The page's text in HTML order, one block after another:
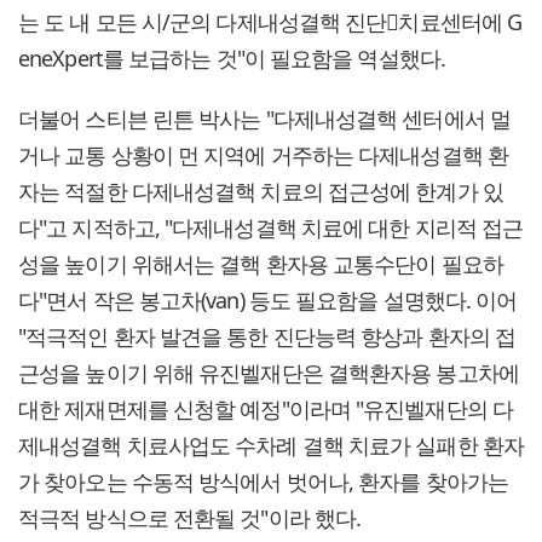
는 도 내 모든 시/군의 다제내성결핵 진단치료센터에 G
eneXpert를 보급하는 것"이 필요함을 역설했다.
더불어 스티븐 린튼 박사는 "다제내성결핵 센터에서 멀
거나 교통 상황이 먼 지역에 거주하는 다제내성결핵 환
자는 적절한 다제내성결핵 치료의 접근성에 한계가 있
다"고 지적하고, "다제내성결핵 치료에 대한 지리적 접근
성을 높이기 위해서는 결핵 환자용 교통수단이 필요하
다"면서 작은 봉고차(van) 등도 필요함을 설명했다. 이어
"적극적인 환자 발견을 통한 진단능력 향상과 환자의 접
근성을 높이기 위해 유진벨재단은 결핵환자용 봉고차에
대한 제재면제를 신청할 예정"이라며 "유진벨재단의 다
제내성결핵 치료사업도 수차례 결핵 치료가 실패한 환자
가 찾아오는 수동적 방식에서 벗어나, 환자를 찾아가는
적극적 방식으로 전환될 것"이라 했다.